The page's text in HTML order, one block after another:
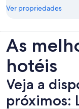
Ver propriedades
As
hotéis
Veja a
próximos: